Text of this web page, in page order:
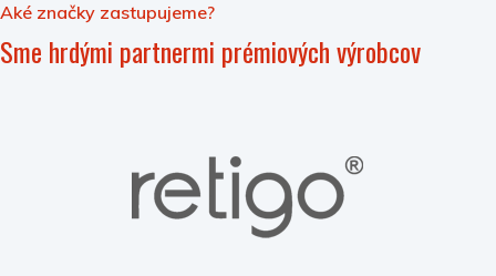
Aké značky zastupujeme?
Sme hrdými partnermi prémiových výrobcov